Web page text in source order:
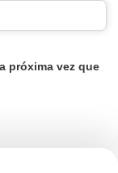
próxima vez que